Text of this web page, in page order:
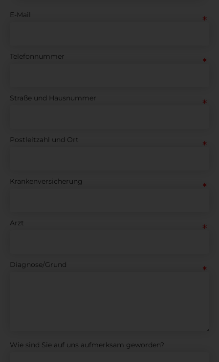
E-Mail
Telefonnummer
Straße und Hausnummer
Postleitzahl und Ort
Krankenversicherung
Arzt
Diagnose/Grund
Wie sind Sie auf uns aufmerksam geworden?